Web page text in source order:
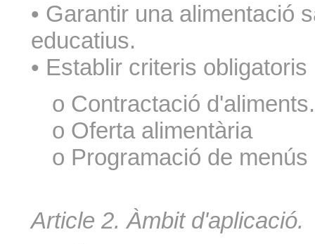
• Garantir una alimentació
educatius.
• Establir criteris obligatoris
o Contractació d'aliments.
o Oferta alimentària
o Programació de
Article 2. Àmbit d'aplicació.